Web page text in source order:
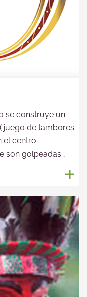
se construye un
juego de tambores
el centro
son golpeadas
la mujeres. Todas
cultural
y uso, del
tabaco, las frutas,
su cultura.